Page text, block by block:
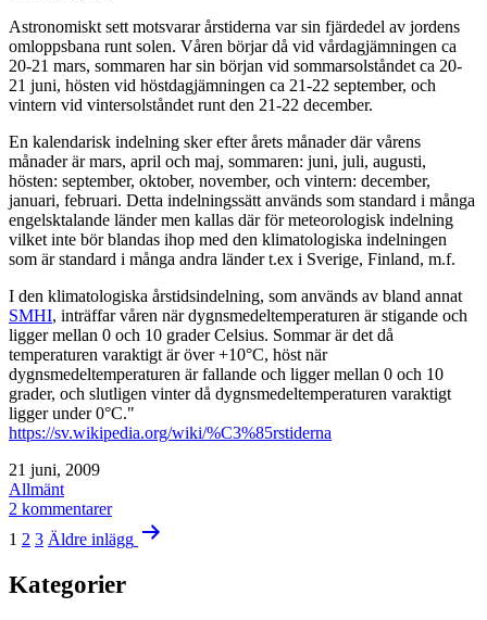
Astronomiskt sett motsvarar årstiderna var sin fjärdedel av jordens
omloppsbana runt solen. Våren börjar då vid vårdagjämningen ca
20-21 mars, sommaren har sin början vid sommarsolståndet ca 20-
21 juni, hösten vid höstdagjämningen ca 21-22 september, och
vintern vid vintersolståndet runt den 21-22 december.
En kalendarisk indelning sker efter årets månader där vårens
månader är mars, april och maj, sommaren: juni, juli, augusti,
hösten: september, oktober, november, och vintern: december,
januari, februari. Detta indelningssätt används som standard i många
engelsktalande länder men kallas där för meteorologisk indelning
vilket inte bör blandas ihop med den klimatologiska indelningen
som är standard i många andra länder t.ex i Sverige, Finland, m.f.
I den klimatologiska årstidsindelning, som används av bland annat
SMHI, inträffar våren när dygnsmedeltemperaturen är stigande och
ligger mellan 0 och 10 grader Celsius. Sommar är det då
temperaturen varaktigt är över +10°C, höst när
dygnsmedeltemperaturen är fallande och ligger mellan 0 och 10
grader, och slutligen vinter då dygnsmedeltemperaturen varaktigt
ligger under 0°C."
https://sv.wikipedia.org/wiki/%C3%85rstiderna
Publicerat
den
21 juni, 2009
Kategoriserat
som
Allmänt
2 kommentarertill
Försommar
Sidnumrering
inlägg
1 2 3 Äldre inlägg
Kategorier